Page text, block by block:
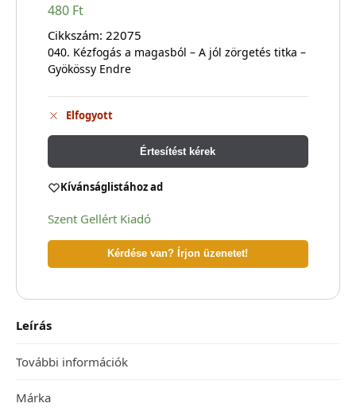
480 Ft
Cikkszám: 22075
040. Kézfogás a magasból – A jól zörgetés titka –
Gyökössy Endre
Elfogyott
Értesítést kérek
Kívánságlistához ad
Szent Gellért Kiadó
Kérdése van? Írjon üzenetet!
Leírás
További információk
Márka